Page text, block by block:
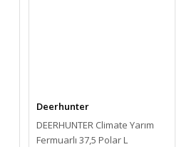
Deerhunter
DEERHUNTER Climate Yarım
Fermuarlı 37,5 Polar L